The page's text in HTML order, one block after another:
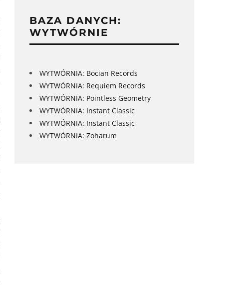
BAZA DANYCH:
WYTWÓRNIE
WYTWÓRNIA: Bocian Records
WYTWÓRNIA: Requiem Records
WYTWÓRNIA: Pointless Geometry
WYTWÓRNIA: Instant Classic
WYTWÓRNIA: Instant Classic
WYTWÓRNIA: Zoharum